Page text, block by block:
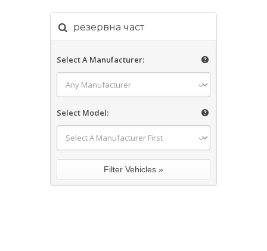
резервна част
Select A Manufacturer:
Select Model: